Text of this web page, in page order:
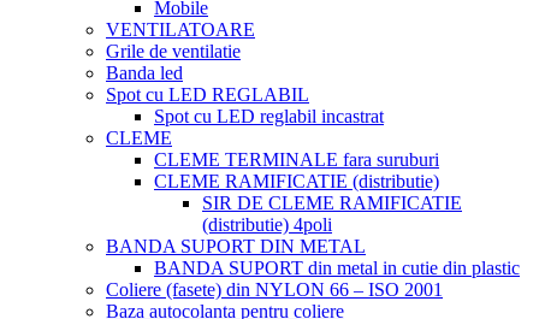
Mobile
VENTILATOARE
Grile de ventilatie
Banda led
Spot cu LED REGLABIL
Spot cu LED reglabil incastrat
CLEME
CLEME TERMINALE fara suruburi
CLEME RAMIFICATIE (distributie)
SIR DE CLEME RAMIFICATIE
(distributie) 4poli
BANDA SUPORT DIN METAL
BANDA SUPORT din metal in cutie din plastic
Coliere (fasete) din NYLON 66 – ISO 2001
Baza autocolanta pentru coliere